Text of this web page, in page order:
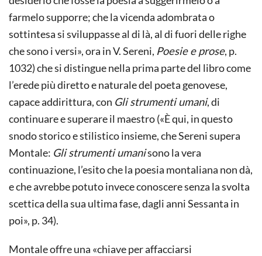
farmelo supporre; che la vicenda adombrata o
sottintesa si sviluppasse al di là, al di fuori delle righe
che sono i versi», ora in V. Sereni, Poesie e prose, p.
1032) che si distingue nella prima parte del libro come
l’erede più diretto e naturale del poeta genovese,
capace addirittura, con Gli strumenti umani, di
continuare e superare il maestro («È qui, in questo
snodo storico e stilistico insieme, che Sereni supera
Montale: Gli strumenti umanisono la vera
continuazione, l’esito che la poesia montaliana non dà,
e che avrebbe potuto invece conoscere senza la svolta
scettica della sua ultima fase, dagli anni Sessanta in
poi», p. 34).
Montale offre una «chiave per affacciarsi